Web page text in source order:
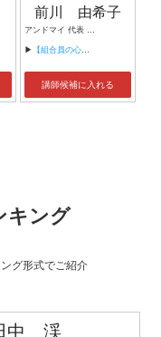
前川 由希子
アンドマイ 代表 組織活性化コンサルタント
▶ 【組合員の心をぐっと掴むコミュニケーション術～組合員が「あなたが言うなら」と動き出す３ステップ～】
講師候補に入れる
キング
グ形式でご紹介
中 渓